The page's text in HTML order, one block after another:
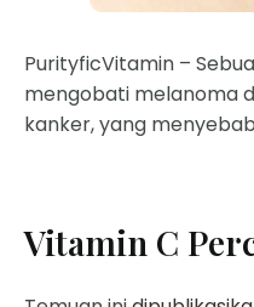
PurityficVitamin –
mengobati melanoma
kanker, yang
Vitamin C